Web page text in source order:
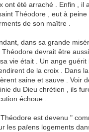
ont été arraché .
Enfin , il
Théodore , eut à
de son maître .
dans sa grande
Théodore devrait être
vie était .
Un ange guérit
de la croix .
Dans
saine et sauve .
Voir
du Dieu chrétien , ils
échoue .
est devenu "
les païens logements